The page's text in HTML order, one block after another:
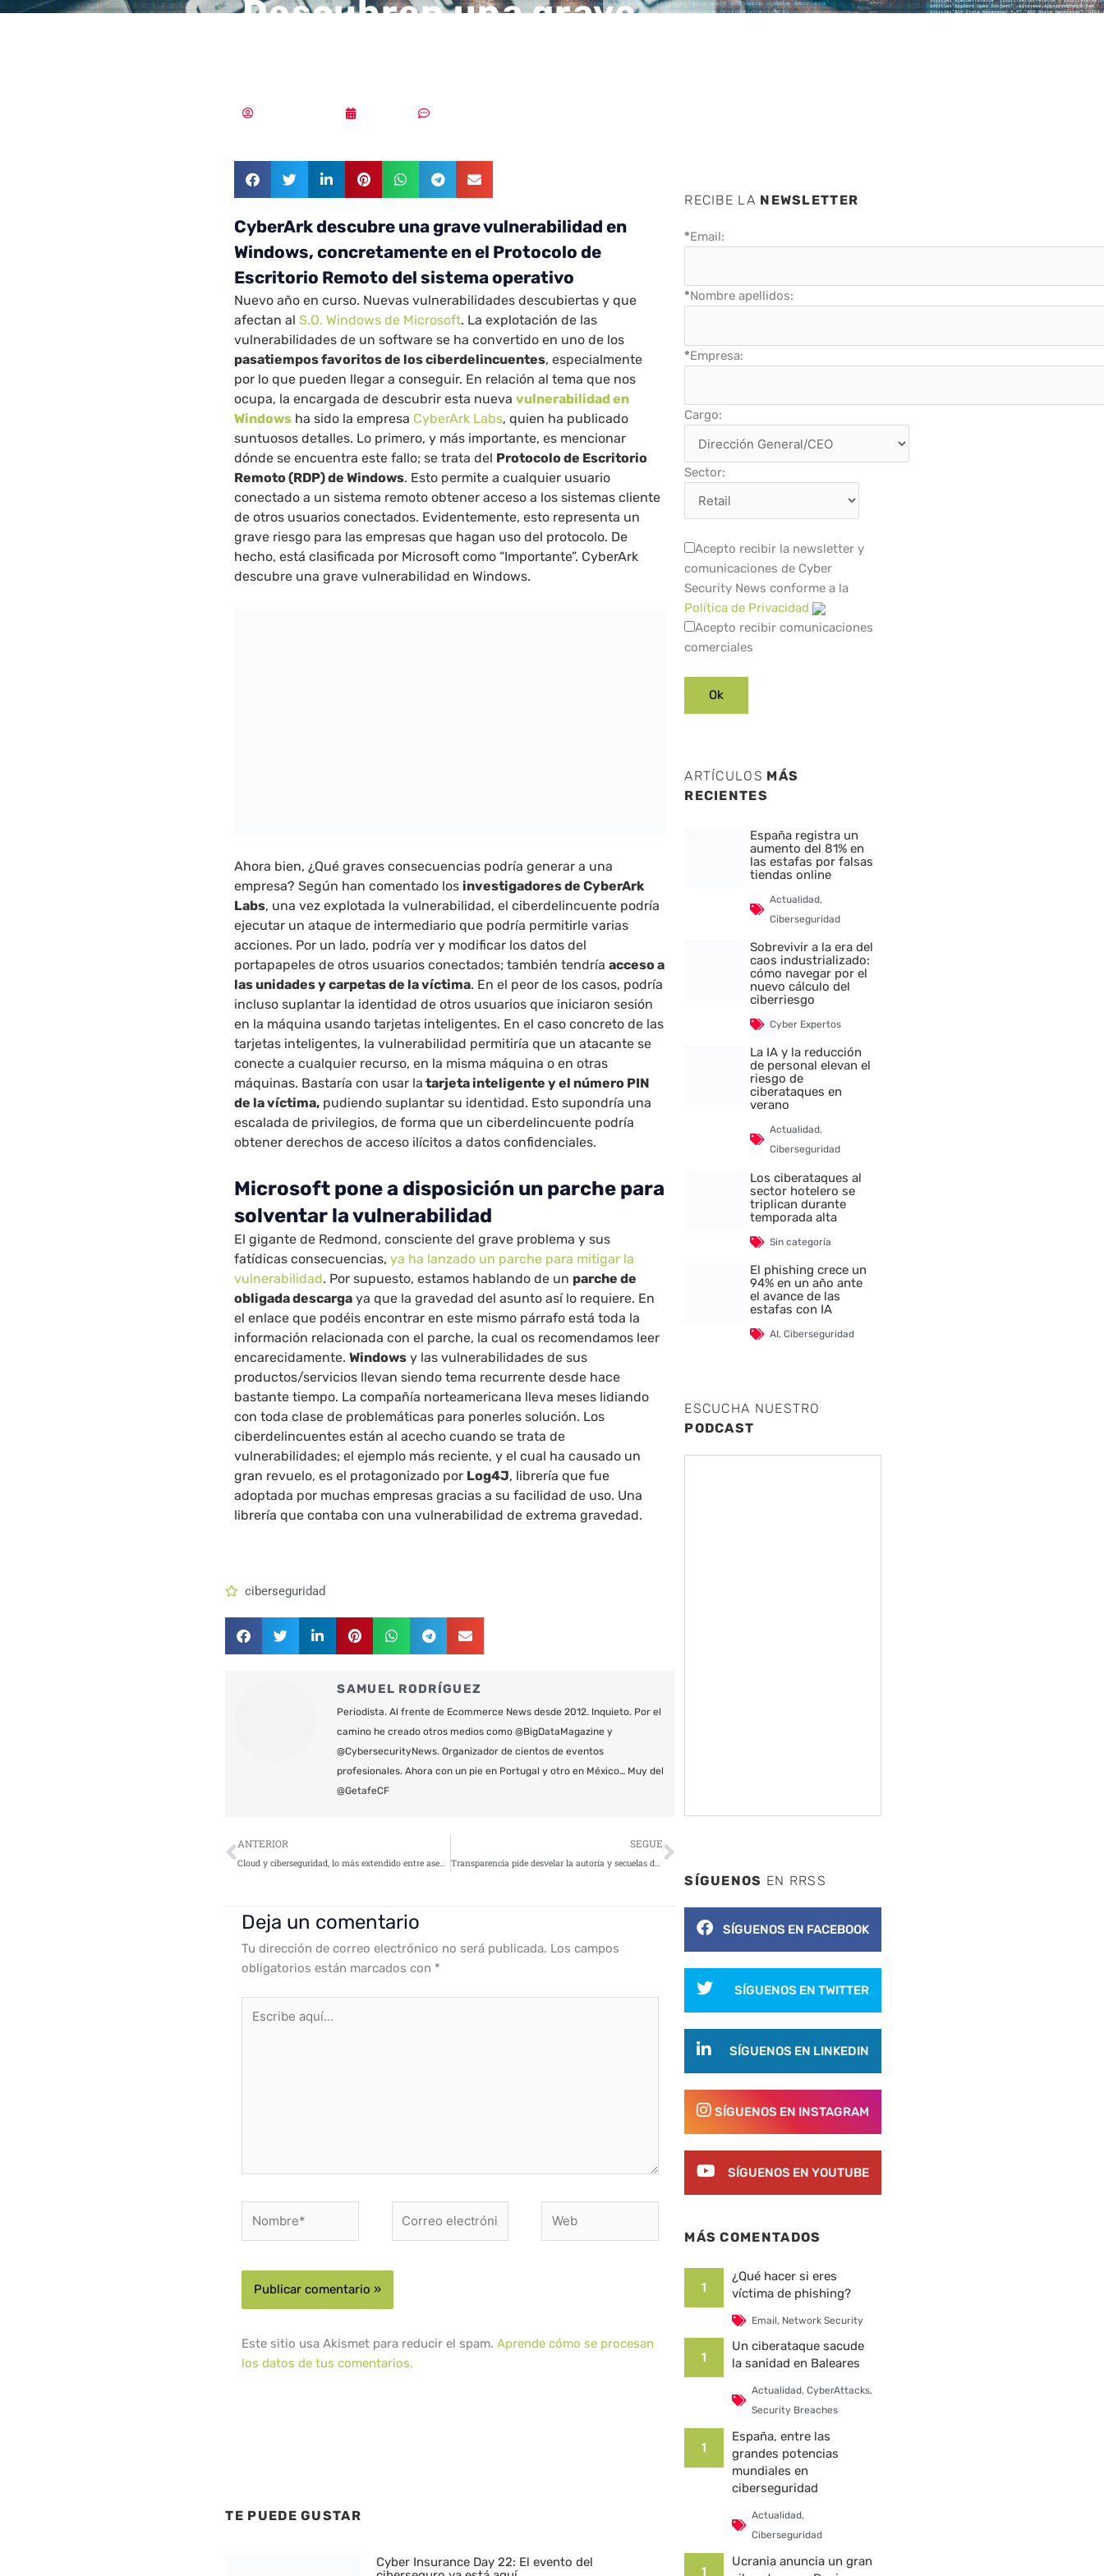
Descubren una grave
CyberArk descubre una grave vulnerabilidad en
Windows, concretamente en el Protocolo de
Escritorio Remoto del sistema operativo
Nuevo año en curso. Nuevas vulnerabilidades descubiertas y que
afectan al S.O. Windows de Microsoft. La explotación de las
vulnerabilidades de un software se ha convertido en uno de los
pasatiempos favoritos de los ciberdelincuentes, especialmente
por lo que pueden llegar a conseguir. En relación al tema que nos
ocupa, la encargada de descubrir esta nuevavulnerabilidad en
Windows ha sido la empresa CyberArk Labs, quien ha publicado
suntuosos detalles. Lo primero, y más importante, es mencionar
dónde se encuentra este fallo; se trata del Protocolo de Escritorio
Remoto (RDP) de Windows. Esto permite a cualquier usuario
conectado a un sistema remoto obtener acceso a los sistemas cliente
de otros usuarios conectados. Evidentemente, esto representa un
grave riesgo para las empresas que hagan uso del protocolo. De
hecho, está clasificada por Microsoft como “Importante”. CyberArk
descubre una grave vulnerabilidad en Windows.
Ahora bien, ¿Qué graves consecuencias podría generar a una
empresa? Según han comentado los investigadores de CyberArk
Labs, una vez explotada la vulnerabilidad, el ciberdelincuente podría
ejecutar un ataque de intermediario que podría permitirle varias
acciones. Por un lado, podría ver y modificar los datos del
portapapeles de otros usuarios conectados; también tendríaacceso a
las unidades y carpetas de la víctima. En el peor de los casos, podría
incluso suplantar la identidad de otros usuarios que iniciaron sesión
en la máquina usando tarjetas inteligentes. En el caso concreto de las
tarjetas inteligentes, la vulnerabilidad permitiría que un atacante se
conecte a cualquier recurso, en la misma máquina o en otras
máquinas. Bastaría con usar la tarjeta inteligente y el número PIN
de la víctima, pudiendo suplantar su identidad. Esto supondría una
escalada de privilegios, de forma que un ciberdelincuente podría
obtener derechos de acceso ilícitos a datos confidenciales.
Microsoft pone a disposición un parche para
solventar la vulnerabilidad
El gigante de Redmond, consciente del grave problema y sus
fatídicas consecuencias,ya ha lanzado un parche para mitigar la
vulnerabilidad. Por supuesto, estamos hablando de un parche de
obligada descarga ya que la gravedad del asunto así lo requiere. En
el enlace que podéis encontrar en este mismo párrafo está toda la
información relacionada con el parche, la cual os recomendamos leer
encarecidamente.Windows y las vulnerabilidades de sus
productos/servicios llevan siendo tema recurrente desde hace
bastante tiempo. La compañía norteamericana lleva meses lidiando
con toda clase de problemáticas para ponerles solución. Los
ciberdelincuentes están al acecho cuando se trata de
vulnerabilidades; el ejemplo más reciente, y el cual ha causado un
gran revuelo, es el protagonizado por Log4J, librería que fue
adoptada por muchas empresas gracias a su facilidad de uso. Una
librería que contaba con una vulnerabilidad de extrema gravedad.
ciberseguridad
SAMUEL RODRÍGUEZ
Periodista. Al frente de Ecommerce News desde 2012. Inquieto. Por el
camino he creado otros medios como @BigDataMagazine y
@CybersecurityNews. Organizador de cientos de eventos
profesionales. Ahora con un pie en Portugal y otro en México… Muy del
@GetafeCF
Ant
ANTERIOR
Cloud y ciberseguridad, lo más extendido entre aseguradoras
SEGUE
Transparencia pide desvelar la autoría y secuelas del ciberataque al SEPE
Siguiente
Deja un comentario
Tu dirección de correo electrónico no será publicada. Los campos
obligatorios están marcados con *
aquí...
electrónico*
Este sitio usa Akismet para reducir el spam.Aprende cómo se procesan
los datos de tus comentarios.
TE PUEDE GUSTAR
Cyber Insurance Day 22: El evento del
RECIBE LA NEWSLETTER
*Email:
*Nombre apellidos:
*Empresa:
Cargo:
Sector:
Acepto recibir la newsletter y
comunicaciones de Cyber
Security News conforme a la
Política de Privacidad
Acepto recibir comunicaciones
comerciales
ARTÍCULOS MÁS
RECIENTES
España registra un
aumento del 81% en
las estafas por falsas
tiendas online
Actualidad,
Ciberseguridad
Sobrevivir a la era del
caos industrializado:
cómo navegar por el
nuevo cálculo del
ciberriesgo
Cyber Expertos
La IA y la reducción
de personal elevan el
riesgo de
ciberataques en
verano
Actualidad,
Ciberseguridad
Los ciberataques al
sector hotelero se
triplican durante
temporada alta
Sin categoría
El phishing crece un
94% en un año ante
el avance de las
estafas con IA
AI,Ciberseguridad
ESCUCHA NUESTRO
PODCAST
SÍGUENOS EN RRSS
SÍGUENOS EN FACEBOOK
SÍGUENOS EN TWITTER
SÍGUENOS EN LINKEDIN
SÍGUENOS EN INSTAGRAM
SÍGUENOS EN YOUTUBE
MÁS COMENTADOS
1
¿Qué hacer si eres
víctima de phishing?
Email, Network Security
1
Un ciberataque sacude
la sanidad en Baleares
Actualidad, CyberAttacks,
Security Breaches
1
España, entre las
grandes potencias
mundiales en
ciberseguridad
Actualidad,
Ciberseguridad
1
Ucrania anuncia un gran